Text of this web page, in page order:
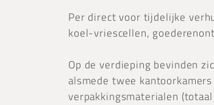
Per direct voor tijdelijke
koel-vriescellen,
Op de verdieping bevinden
alsmede twee
verpakkingsmaterialen